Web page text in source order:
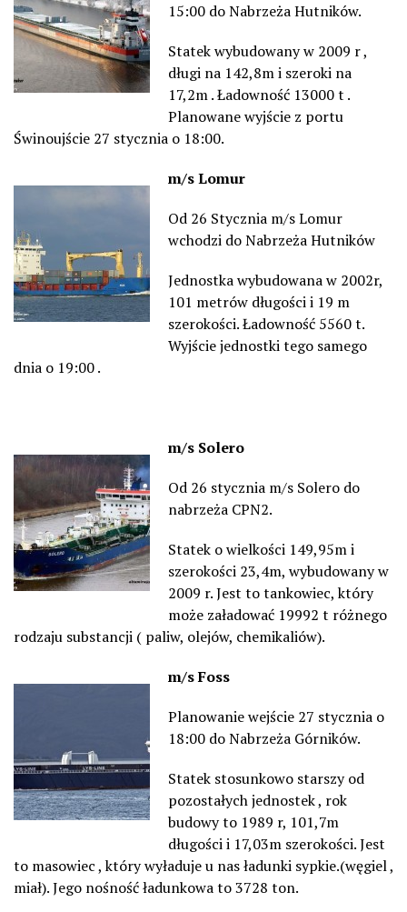
15:00 do Nabrzeża Hutników.
Statek wybudowany w 2009 r ,
długi na 142,8m i szeroki na
17,2m . Ładowność 13000 t .
Planowane wyjście z portu
Świnoujście 27 stycznia o 18:00.
m/s Lomur
Od 26 Stycznia m/s Lomur
wchodzi do Nabrzeża Hutników
Jednostka wybudowana w 2002r,
101 metrów długości i 19 m
szerokości. Ładowność 5560 t.
Wyjście jednostki tego samego
dnia o 19:00 .
m/s Solero
Od 26 stycznia m/s Solero do
nabrzeża CPN2.
Statek o wielkości 149,95m i
szerokości 23,4m, wybudowany w
2009 r. Jest to tankowiec, który
może załadować 19992 t różnego
rodzaju substancji ( paliw, olejów, chemikaliów).
m/s Foss
Planowanie wejście 27 stycznia o
18:00 do Nabrzeża Górników.
Statek stosunkowo starszy od
pozostałych jednostek , rok
budowy to 1989 r, 101,7m
długości i 17,03m szerokości. Jest
to masowiec , który wyładuje u nas ładunki sypkie.(węgiel ,
miał). Jego nośność ładunkowa to 3728 ton.